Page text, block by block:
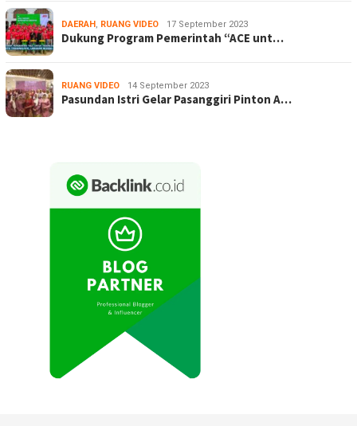
DAERAH , RUANG VIDEO 17 September 2023
Dukung Program Pemerintah “ACE unt…
RUANG VIDEO 14 September 2023
Pasundan Istri Gelar Pasanggiri Pinton A…